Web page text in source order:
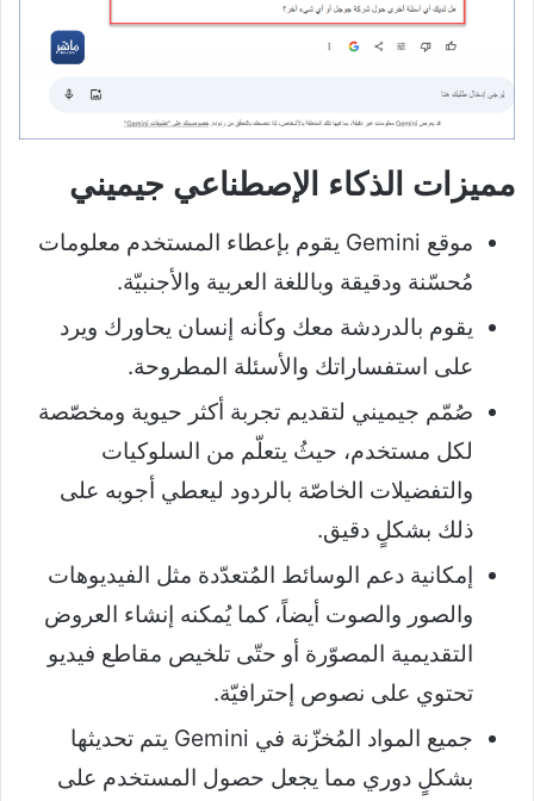
مميزات الذكاء الإصطناعي جيميني
موقع Gemini يقوم بإعطاء المستخدم معلومات
مُحسّنة ودقيقة وباللغة العربية والأجنبيّة.
يقوم بالدردشة معك وكأنه إنسان يحاورك ويرد
على استفساراتك والأسئلة المطروحة.
صُمّم جيميني لتقديم تجربة أكثر حيوية ومخصّصة
لكل مستخدم، حيثُ يتعلّم من السلوكيات
والتفضيلات الخاصّة بالردود ليعطي أجوبه على
ذلك بشكلٍ دقيق.
إمكانية دعم الوسائط المُتعدّدة مثل الفيديوهات
والصور والصوت أيضاً، كما يُمكنه إنشاء العروض
التقديمية المصوّرة أو حتّى تلخيص مقاطع فيديو
تحتوي على نصوص إحترافيّة.
جميع المواد المُخزّنة في Gemini يتم تحديثها
بشكلٍ دوري مما يجعل حصول المستخدم على